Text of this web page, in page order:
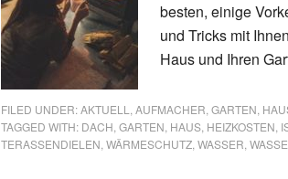
besten, einige
und Tricks mit
Haus und Ihren
FILED UNDER:AKTUELL AUFMACHER GARTEN
TAGGED WITH: DACH GARTEN HAUS HEIZKOSTEN
TERASSENDIELEN WÄRMESCHUTZ WASSER